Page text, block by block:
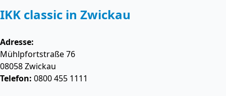
IKK classic in Zwickau
Adresse:
Mühlpfortstraße 76
08058Zwickau
Telefon: 0800 455 1111